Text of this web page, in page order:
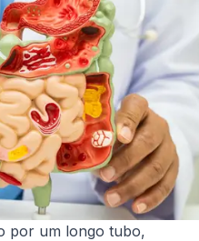
por um longo tubo,